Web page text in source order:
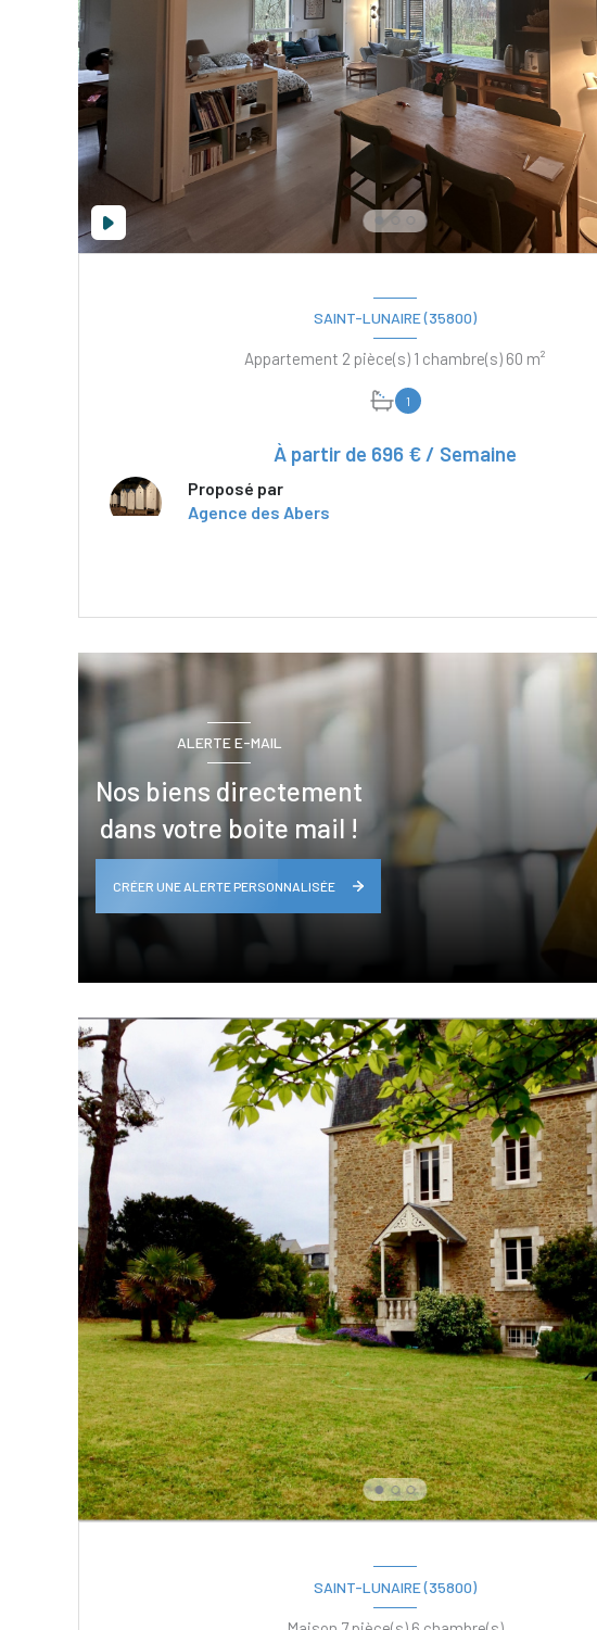
SAINT-LUNAIRE (35800)
Appartement 2 pièce(s) 1 chambre(s) 60 m²
1
À partir de 696 € / Semaine
Proposé par
Agence des Abers
ALERTE E-MAIL
Nos biens directement
dans votre boite mail !
CRÉER UNE ALERTE PERSONNALISÉE
SAINT-LUNAIRE (35800)